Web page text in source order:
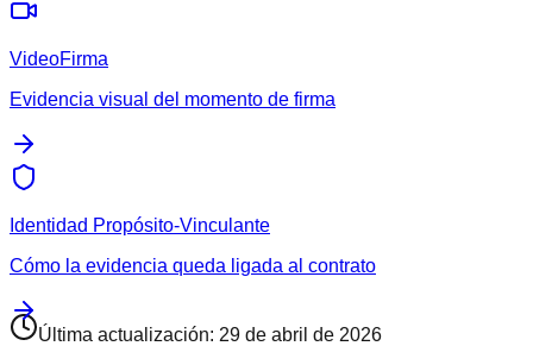
VideoFirma
Evidencia visual del momento de firma
Identidad Propósito-Vinculante
Cómo la evidencia queda ligada al contrato
Última actualización: 29 de abril de 2026